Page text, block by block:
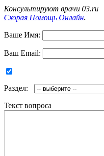
Консультируют врачи 03.ru
Скорая Помощь Онлайн.
Ваше Имя:
Ваш Email:
Раздел:
Текст вопроса